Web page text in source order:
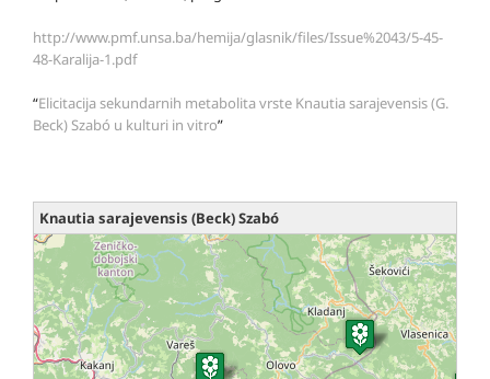
http://www.pmf.unsa.ba/hemija/glasnik/files/Issue%2043/5-45-
48-Karalija-1.pdf
“Elicitacija sekundarnih metabolita vrste Knautia sarajevensis (G.
Beck) Szabó u kulturi in vitro”
Knautia sarajevensis (Beck) Szabó
loading map - please wait...